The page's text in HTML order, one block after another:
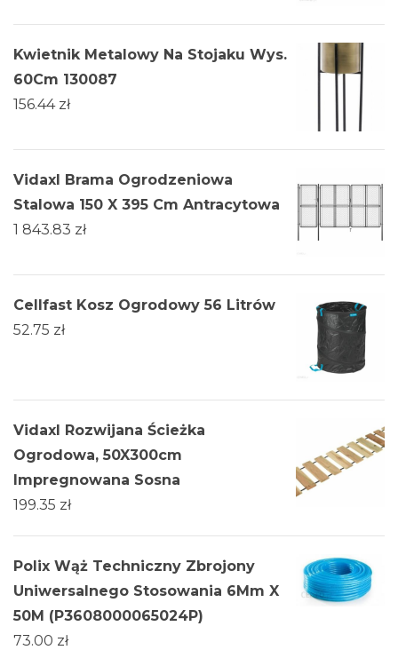
Kwietnik Metalowy Na Stojaku Wys.
60Cm 130087
156.44 zł
Vidaxl Brama Ogrodzeniowa
Stalowa 150 X 395 Cm Antracytowa
1 843.83 zł
Cellfast Kosz Ogrodowy 56 Litrów
52.75 zł
Vidaxl Rozwijana Ścieżka
Ogrodowa, 50X300cm
Impregnowana Sosna
199.35 zł
Polix Wąż Techniczny Zbrojony
Uniwersalnego Stosowania 6Mm X
50M (P3608000065024P)
73.00 zł